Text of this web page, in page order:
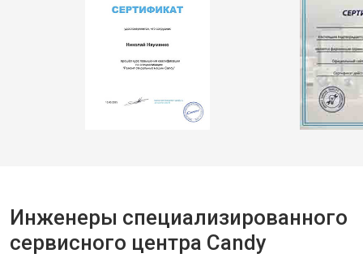
Инженеры специализированного
сервисного центра Candy